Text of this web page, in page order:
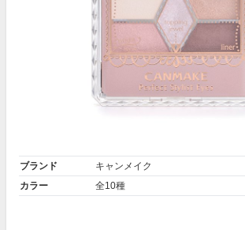
ブランド
キャンメイク
カラー
全10種